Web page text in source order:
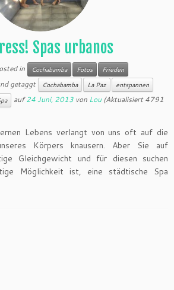
Spas urbanos
in Cochabamba Fotos
Frieden
getaggt Cochabamba La Paz
entspannen
auf24 Juni, 2013 von Lou(Aktualisiert 4791
Lebens verlangt von uns oft auf die
Körpers knausern. Aber Sie auf
Gleichgewicht und für diesen suchen
Möglichkeit ist, eine städtische Spa